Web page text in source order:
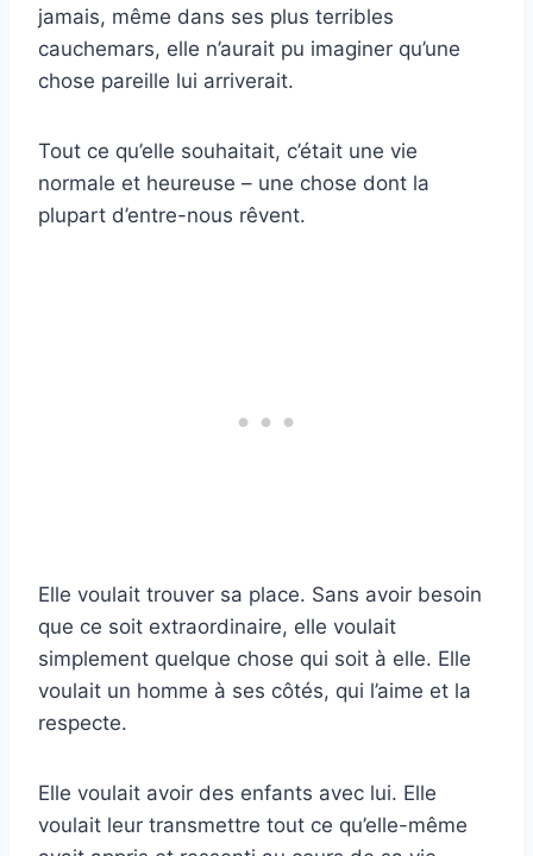
jamais, même dans ses plus terribles
cauchemars, elle n’aurait pu imaginer qu’une
chose pareille lui arriverait.
Tout ce qu’elle souhaitait, c’était une vie
normale et heureuse – une chose dont la
plupart d’entre-nous rêvent.
Elle voulait trouver sa place. Sans avoir besoin
que ce soit extraordinaire, elle voulait
simplement quelque chose qui soit à elle. Elle
voulait un homme à ses côtés, qui l’aime et la
respecte.
Elle voulait avoir des enfants avec lui. Elle
voulait leur transmettre tout ce qu’elle-même